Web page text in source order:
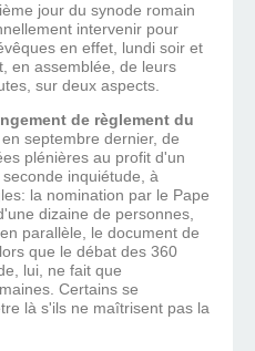
jour du synode romain
intervenir pour
en effet, lundi soir et
en assemblée, de leurs
sur deux aspects.
de règlement du
septembre dernier, de
plénières au profit d'un
inquiétude, à
la nomination par le Pape
dizaine de personnes,
parallèle, le document de
que le débat des 360
lui, ne fait que
Certains se
là s'ils ne maîtrisent pas la